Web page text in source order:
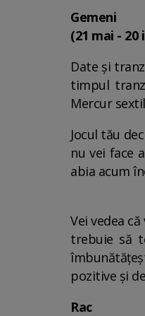
Gemeni
(21 mai - 20
Date și
timpul
Mercur
Jocul tău
nu vei face
abia acum
Vei vedea
trebuie să
pozitive și
Rac